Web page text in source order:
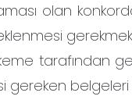
olan
tarafından
belgeleri